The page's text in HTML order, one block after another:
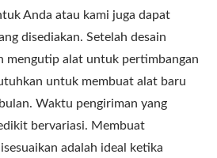
Anda atau kami juga dapat
disediakan. Setelah desain
mengutip alat untuk pertimbangan
untuk membuat alat baru
Waktu pengiriman yang
bervariasi. Membuat
adalah ideal ketika